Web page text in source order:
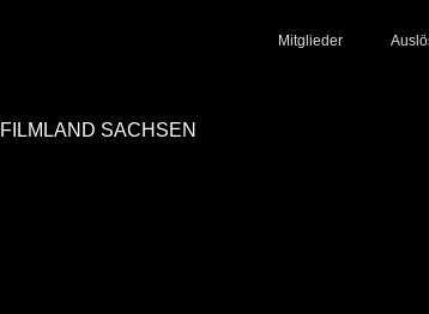
Mitglieder
FILMLAND SACHSEN